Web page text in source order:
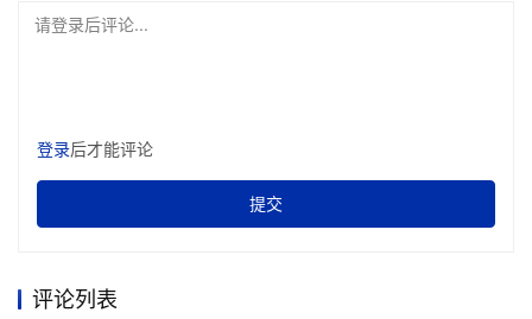
请登录后评论...
登录后才能评论
提交
评论列表